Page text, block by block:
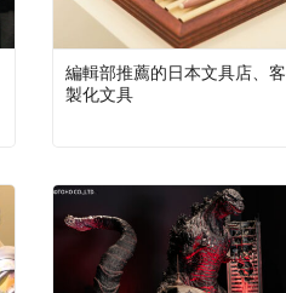
編輯部推薦的日本文具店、客
製化文具